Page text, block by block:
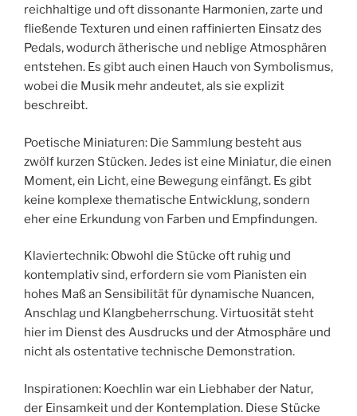
reichhaltige und oft dissonante Harmonien, zarte und
fließende Texturen und einen raffinierten Einsatz des
Pedals, wodurch ätherische und neblige Atmosphären
entstehen. Es gibt auch einen Hauch von Symbolismus,
wobei die Musik mehr andeutet, als sie explizit
beschreibt.
Poetische Miniaturen: Die Sammlung besteht aus
zwölf kurzen Stücken. Jedes ist eine Miniatur, die einen
Moment, ein Licht, eine Bewegung einfängt. Es gibt
keine komplexe thematische Entwicklung, sondern
eher eine Erkundung von Farben und Empfindungen.
Klaviertechnik: Obwohl die Stücke oft ruhig und
kontemplativ sind, erfordern sie vom Pianisten ein
hohes Maß an Sensibilität für dynamische Nuancen,
Anschlag und Klangbeherrschung. Virtuosität steht
hier im Dienst des Ausdrucks und der Atmosphäre und
nicht als ostentative technische Demonstration.
Inspirationen: Koechlin war ein Liebhaber der Natur,
der Einsamkeit und der Kontemplation. Diese Stücke